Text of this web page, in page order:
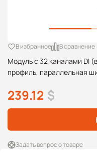
Модуль с 32 каналами DI
профиль, параллельная
В избранное В сравнение
239.12 $
Задать вопрос о товаре